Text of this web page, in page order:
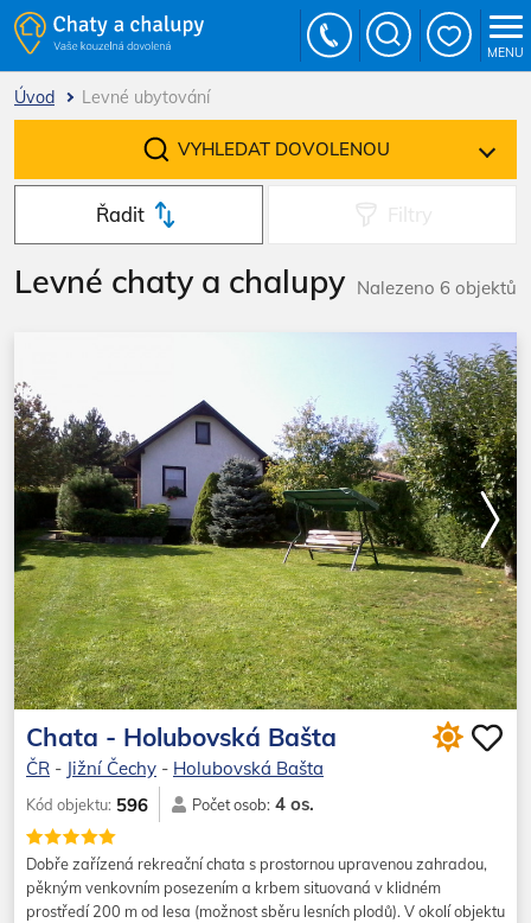
Úvod Levné ubytování
Řadit
Levné chaty a chalupy Nalezeno 6 objektů
Chata - Holubovská Bašta
ČR - Jižní Čechy - Holubovská Bašta
Kód objektu: 596 Počet osob: 4 os.
Dobře zařízená rekreační chata s prostornou upravenou zahradou,
pěkným venkovním posezením a krbem situovaná v klidném
prostředí 200 m od lesa (možnost sběru lesních plodů). V okolí objektu
VYHLEDAT DOVOLENOU
MENU